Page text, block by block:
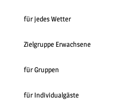
für jedes Wetter
Zielgruppe Erwachsene
für Gruppen
für Individualgäste